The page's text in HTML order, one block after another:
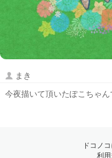
まき
今夜描いて頂いたぽこちゃ
ドコノ
利